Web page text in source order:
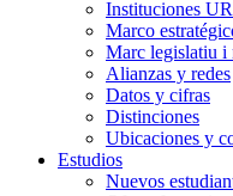
Instituciones
Marco
Marc legislatiu i
Alianzas y redes
Datos y cifras
Distinciones
Ubicaciones y
Estudios
Nuevos